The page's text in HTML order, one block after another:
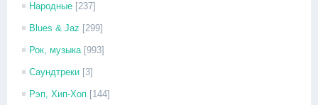
Народные [237]
Blues & Jaz [299]
Рок, музыка [993]
Саундтреки [3]
Рэп, Хип-Хоп [144]